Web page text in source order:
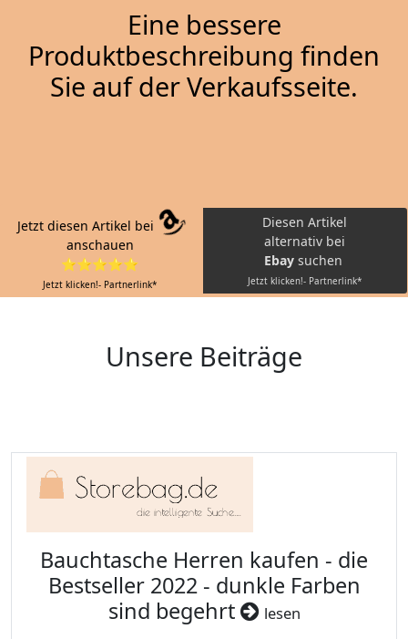
Eine bessere
Produktbeschreibung finden
Sie auf der Verkaufsseite.
Jetzt diesen Artikel bei
anschauen
⭐⭐⭐⭐⭐
Jetzt klicken!- Partnerlink*
Diesen Artikel
alternativ bei
Ebay suchen
Jetzt klicken!- Partnerlink*
Unsere Beiträge
Bauchtasche Herren kaufen - die
Bestseller 2022 - dunkle Farben
sind begehrt
lesen